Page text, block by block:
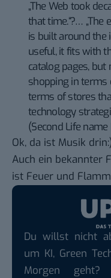
„The Web took
that time.“?…
is built around the
useful, it fits with
catalog pages, but
shopping in terms
terms of stores
technology
(Second Life
Ok, da ist Musik
Auch ein bekannter
ist Feuer und
Du willst nicht
um KI, Green
Morgen